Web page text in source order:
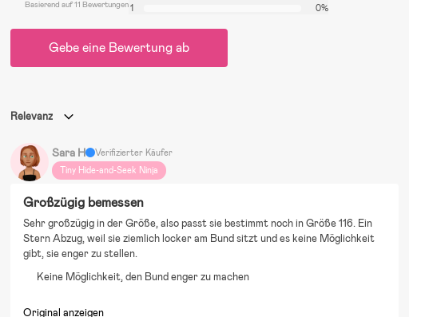
Basierend auf 11 Bewertungen1
0%
Gebe eine Bewertung ab
Relevanz
Sara H
Verifizierter Käufer
Tiny Hide-and-Seek Ninja
Großzügig bemessen
Sehr großzügig in der Größe, also passt sie bestimmt noch in Größe 116. Ein
Stern Abzug, weil sie ziemlich locker am Bund sitzt und es keine Möglichkeit
gibt, sie enger zu stellen.
Keine Möglichkeit, den Bund enger zu machen
Original anzeigen